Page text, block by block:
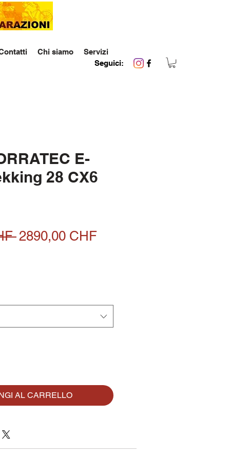
Chi siamo
Servizi
Seguici:
E-
28 CX6
Prezzo
2890,00 CHFPrezzo
AL CARRELLO